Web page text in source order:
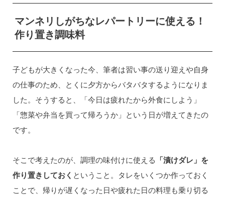
マンネリしがちなレパートリーに使える！
作り置き調味料
子どもが大きくなった今、筆者は習い事の送り迎えや自身
の仕事のため、とくに夕方からバタバタするようになりま
した。そうすると、「今日は疲れたから外食にしよう」
「惣菜や弁当を買って帰ろうか」という日が増えてきたの
です。
そこで考えたのが、調理の味付けに使える 「漬けダレ」を
作り置きしておく ということ。タレをいくつか作っておく
ことで、帰りが遅くなった日や疲れた日の料理も乗り切る